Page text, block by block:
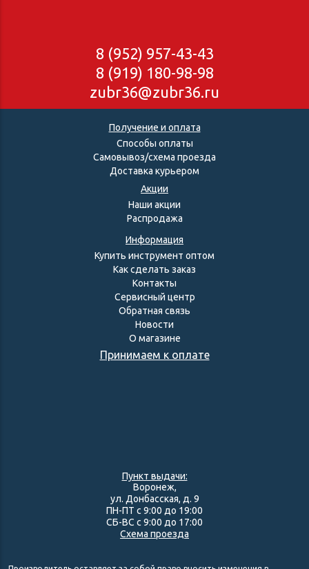
8 (952) 957-43-43
8 (919) 180-98-98
zubr36@zubr36.ru
Получение и оплата
Способы оплаты
Самовывоз/схема проезда
Доставка курьером
Акции
Наши акции
Распродажа
Информация
Купить инструмент оптом
Как сделать заказ
Контакты
Сервисный центр
Обратная связь
Новости
О магазине
Принимаем к оплате
Пункт выдачи:
Воронеж,
ул. Донбасская, д. 9
ПН-ПТ с 9:00 до 19:00
СБ-ВС с 9:00 до 17:00
Схема проезда